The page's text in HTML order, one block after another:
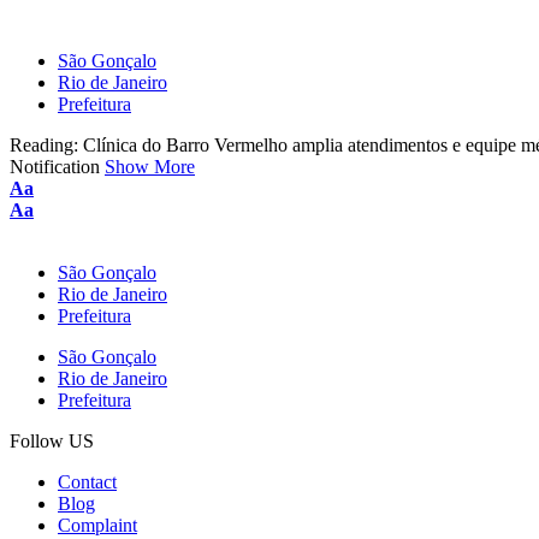
São Gonçalo
Rio de Janeiro
Prefeitura
Reading: Clínica do Barro Vermelho amplia atendimentos e equipe
Notification Show More
Aa
Aa
São Gonçalo
Rio de Janeiro
Prefeitura
São Gonçalo
Rio de Janeiro
Prefeitura
Follow US
Contact
Blog
Complaint